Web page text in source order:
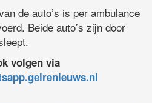
de auto’s is per ambulance
Beide auto’s zijn door
volgen via